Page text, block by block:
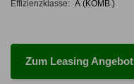
Effizienzklasse: A (KOMB.)
Zum Leasing Angebot